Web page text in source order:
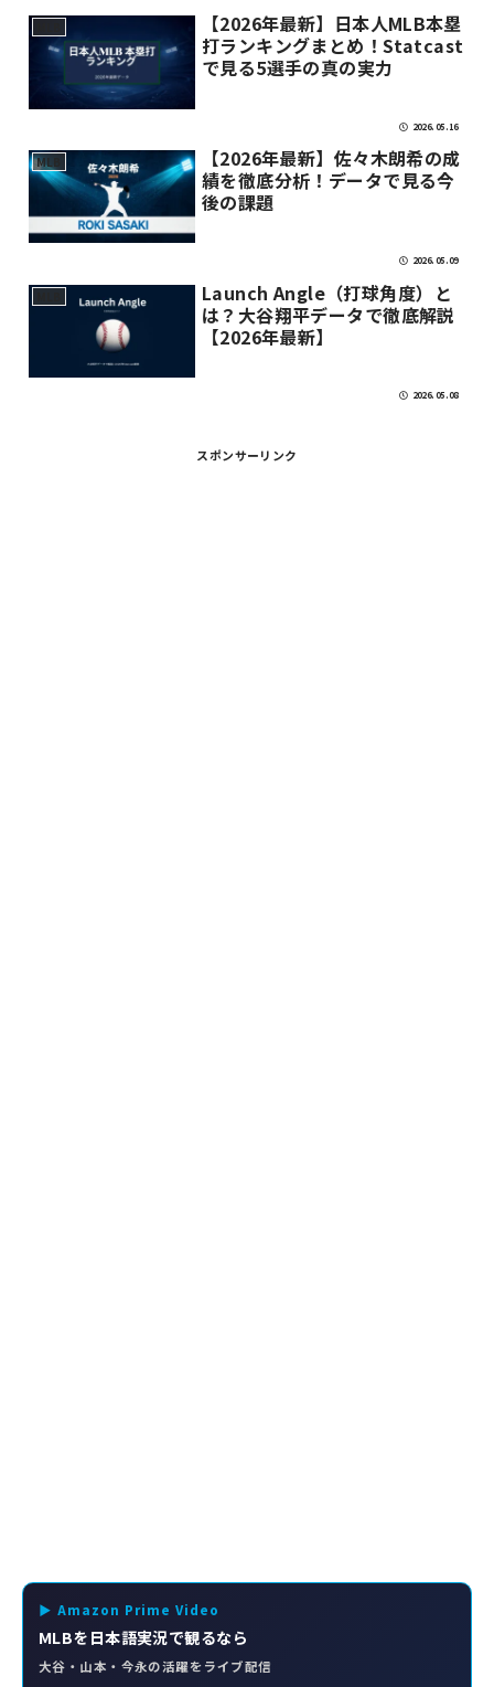
【2026年最新】日本人MLB本塁
打ランキングまとめ！Statcast
で見る5選手の真の実力
2026.05.16
MLB
【2026年最新】佐々木朗希の成
績を徹底分析！データで見る今
後の課題
2026.05.09
Launch Angle（打球角度）と
は？大谷翔平データで徹底解説
【2026年最新】
2026.05.08
スポンサーリンク
▶ Amazon Prime Video
MLBを日本語実況で観るなら
大谷・山本・今永の活躍をライブ配信